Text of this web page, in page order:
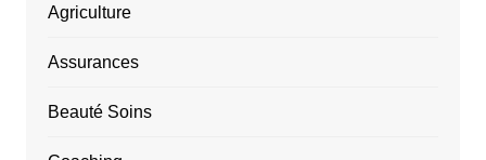
Agriculture
Assurances
Beauté Soins